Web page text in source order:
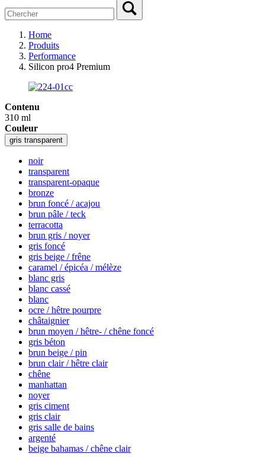
Home
Produits
Performance
Silicon pro4 Premium
Contenu
310 ml
Couleur
gris transparent
noir
transparent
transparent-opaque
bronze
brun foncé / acajou
brun pâle / teck
terracotta
brun gris / noyer
gris foncé
gris beige / frêne
caramel / épicéa / mélèze
blanc gris
blanc cassé
blanc
ocre / hêtre pourpre
châtaignier
brun moyen / hêtre- / chêne foncé
gris béton
brun beige / pin
brun clair / hêtre clair
chêne
manhattan
noyer
gris ciment
gris clair
gris salle de bains
argenté
beige bahamas / chêne clair